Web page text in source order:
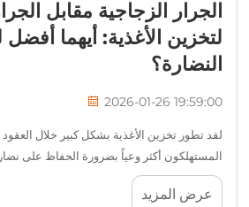
الجرار الزجاجية مقابل
لتخزين الأغذية: أيهما
النضارة؟
2026-01-26 19:59:00
لقد تطور تخزين الأغذية بشكل كبير خلال
المستهلكون أكثر وعياً بضرورة الحفاظ على نضارة
بمعايير سلامتها. وأصبح الاختيار بين الحاويات
محورياً...
عرض المزيد